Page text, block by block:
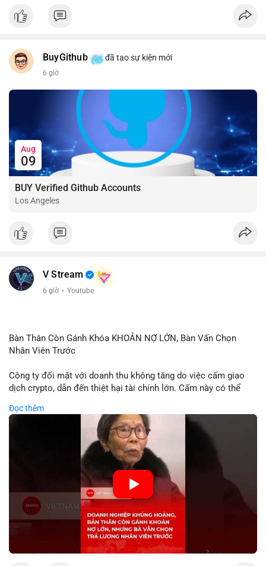
BuyGithub đã tạo sự kiện mới
6 giờ
Aug
09
BUY Verified Github Accounts
Los Angeles
V Stream
6 giờ · Youtube
Bàn Thân Còn Gánh Khóa KHOẢN NỢ LỚN, Bàn Vấn Chọn
Nhân Viên Trước
Công ty đối mặt với doanh thu không tăng do việc cấm giao
dịch crypto, dẫn đến thiệt hại tài chính lớn. Cấm này có thể
biến động giá digital asset. Bàn vấn chuyển hướng tập trung
vào nhân lực, cho thấy chiến lược giảm chi phí hoặc điều chỉnh
mô hình kinh doanh. Điều này có thể ảnh hưởng đến thị trường
crypto và các doanh nghiệp liên quan trong tương lai.
🎥 Xem video trực tiếp tại:
Nguồn: KIEN THUC KINH TE
Đọc thêm